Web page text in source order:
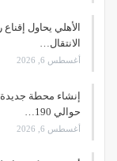
الأهلي يحاول
الانتقال…
أغسطس 6, 2026
إنشاء محطة جديدة
حوالي 190…
أغسطس 6, 2026